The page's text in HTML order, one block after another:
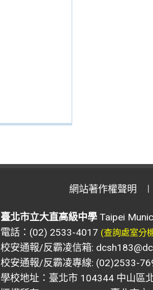
網站著作權聲明
臺北市立大直高級中學Taipei
電話：(02) 2533-4017 (查詢處室分
校安通報/反霸凌信箱:
校安通報/反霸凌專線: (02)2533-
學校地址：臺北市 104344 中山區